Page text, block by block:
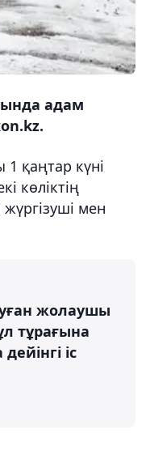
адам
қаңтар күні
көліктің
мен
жолаушы
тұрағына
іс